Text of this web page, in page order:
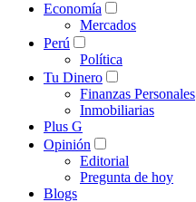
Economía
Mercados
Perú
Política
Tu Dinero
Finanzas Personales
Inmobiliarias
Plus G
Opinión
Editorial
Pregunta de hoy
Blogs